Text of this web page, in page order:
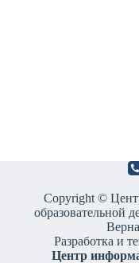
Copyright ©
образовательной
Разработка и
Центр